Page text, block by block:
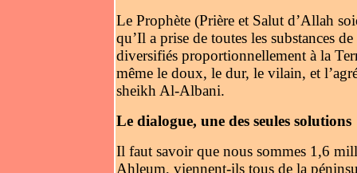
Le Prophète (Prière et Salut d’Allah
qu’Il a prise de toutes les substances
diversifiés proportionnellement à la
même le doux, le dur, le vilain, et
sheikh Al-Albani.
Le dialogue, une des seules solutions
Il faut savoir que nous sommes 1,6
Ahleum, viennent-ils tous de la